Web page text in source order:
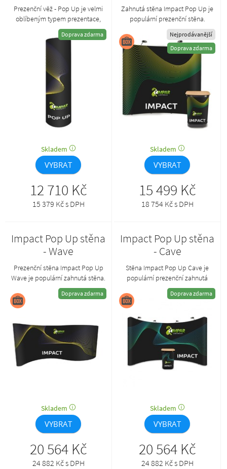
Prezenční věž - Pop Up je velmi
oblíbeným typem prezentace,
jelikož nabízí maximum plochy
pro vaší reklama s využitím
Doprava zdarma
Skladem
VYBRAT
12 710 Kč
15 379 Kč s DPH
Zahnutá stěna Impact Pop Up je
populární prezenční stěna.
Základem je lehká konstrukce, na
níž jsou připevněny grafické
panely ve formě pružných pásů.
Nejprodávanější
Doprava zdarma
Skladem
VYBRAT
15 499 Kč
18 754 Kč s DPH
Impact Pop Up stěna
- Wave
Prezenční stěna Impact Pop Up
Wave je populární zahnutá stěna.
Základem je zakřivená
konstrukce, na níž jsou
připevněny grafické panely ve
Doprava zdarma
Skladem
VYBRAT
20 564 Kč
24 882 Kč s DPH
Impact Pop Up stěna
- Cave
Stěna Impact Pop Up Cave je
populární prezenční zahnutá
stěna. Základem je zakřivená
konstrukce, na níž jsou
připevněny grafické panely ve
formě pružných pásů.
Doprava zdarma
Skladem
VYBRAT
20 564 Kč
24 882 Kč s DPH